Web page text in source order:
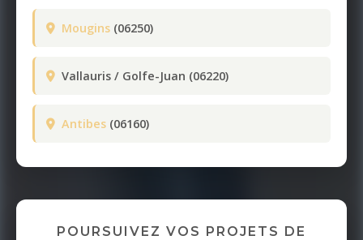
Mougins (06250)
Vallauris / Golfe-Juan (06220)
Antibes (06160)
POURSUIVEZ VOS PROJETS DE